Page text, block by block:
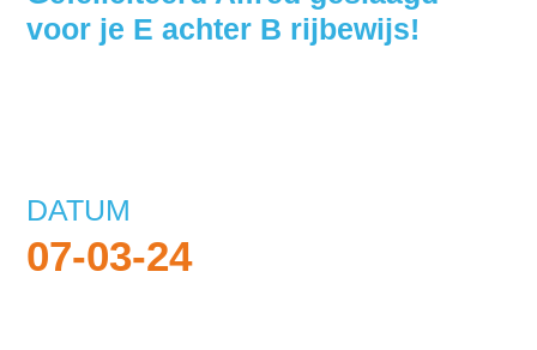
voor je E achter B rijbewijs!
DATUM
07-03-24